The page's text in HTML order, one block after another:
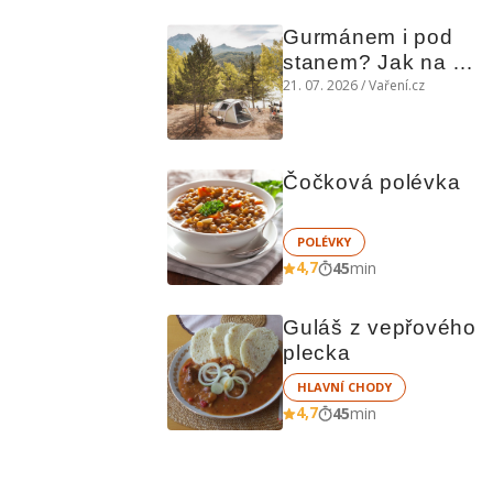
Gurmánem i pod
stanem? Jak na
polní kuchyni a na
21. 07. 2026 / Vaření.cz
Čočková polévka
POLÉVKY
4,7 45min
Guláš z vepřového
plecka
HLAVNÍ CHODY
4,7 45min